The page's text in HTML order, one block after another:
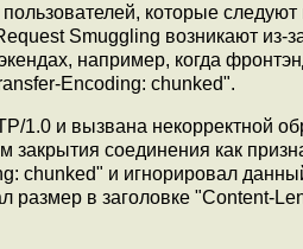
которые следуют
Smuggling возникают из-
например, когда
Encoding: chunked".
1.0 и вызвана некорректной
закрытия соединения как
chunked" и игнорировал
размер в заголовке "Content-